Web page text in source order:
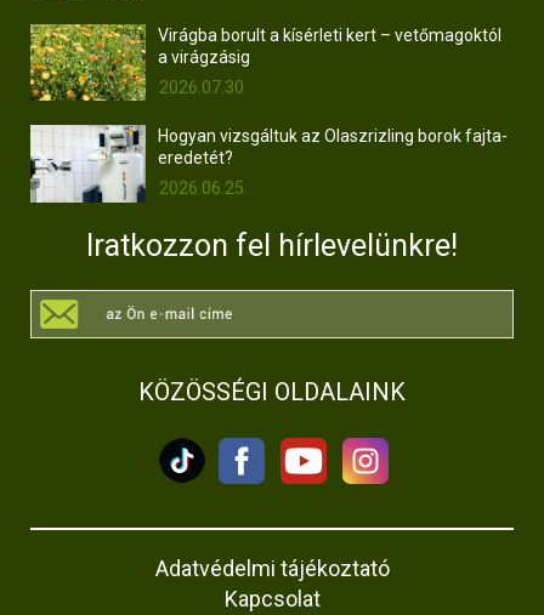
Virágba borult a kísérleti kert – vetőmagoktól
a virágzásig
2026.07.30.
Hogyan vizsgáltuk az Olaszrizling borok fajta-
eredetét?
2026.06.25.
Iratkozzon fel hírlevelünkre!
KÖZÖSSÉGI OLDALAINK
Adatvédelmi tájékoztató
Kapcsolat